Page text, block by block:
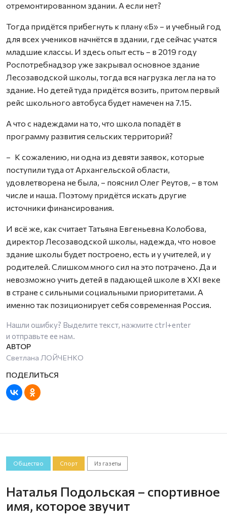
отремонтированном здании. А если нет?
Тогда придётся прибегнуть к плану «Б» – и учебный год
для всех учеников начнётся в здании, где сейчас учатся
младшие классы. И здесь опыт есть – в 2019 году
Роспотребнадзор уже закрывал основное здание
Лесозаводской школы, тогда вся нагрузка легла на то
здание. Но детей туда придётся возить, притом первый
рейс школьного автобуса будет намечен на 7.15.
А что с надеждами на то, что школа попадёт в
программу развития сельских территорий?
– К сожалению, ни одна из девяти заявок, которые
поступили туда от Архангельской области,
удовлетворена не была, – пояснил Олег Реутов, – в том
числе и наша. Поэтому придётся искать другие
источники финансирования.
И всё же, как считает Татьяна Евгеньевна Колобова,
директор Лесозаводской школы, надежда, что новое
здание школы будет построено, есть и у учителей, и у
родителей. Слишком много сил на это потрачено. Да и
невозможно учить детей в падающей школе в XXI веке
в стране с сильными социальными приоритетами. А
именно так позиционирует себя современная Россия.
Нашли ошибку? Выделите текст, нажмите ctrl+enter
и отправьте ее нам.
Светлана ЛОЙЧЕНКО
Общество Спорт Из газеты
Наталья Подольская – спортивное
имя, которое звучит